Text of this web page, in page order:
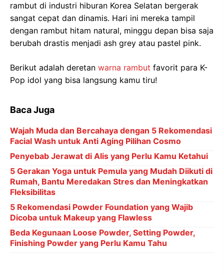
rambut di industri hiburan Korea Selatan bergerak
sangat cepat dan dinamis. Hari ini mereka tampil
dengan rambut hitam natural, minggu depan bisa saja
berubah drastis menjadi ash grey atau pastel pink.
Berikut adalah deretan warna rambut favorit para K-
Pop idol yang bisa langsung kamu tiru!
Baca Juga
Wajah Muda dan Bercahaya dengan 5 Rekomendasi
Facial Wash untuk Anti Aging Pilihan Cosmo
Penyebab Jerawat di Alis yang Perlu Kamu Ketahui
5 Gerakan Yoga untuk Pemula yang Mudah Diikuti di
Rumah, Bantu Meredakan Stres dan Meningkatkan
Fleksibilitas
5 Rekomendasi Powder Foundation yang Wajib
Dicoba untuk Makeup yang Flawless
Beda Kegunaan Loose Powder, Setting Powder,
Finishing Powder yang Perlu Kamu Tahu